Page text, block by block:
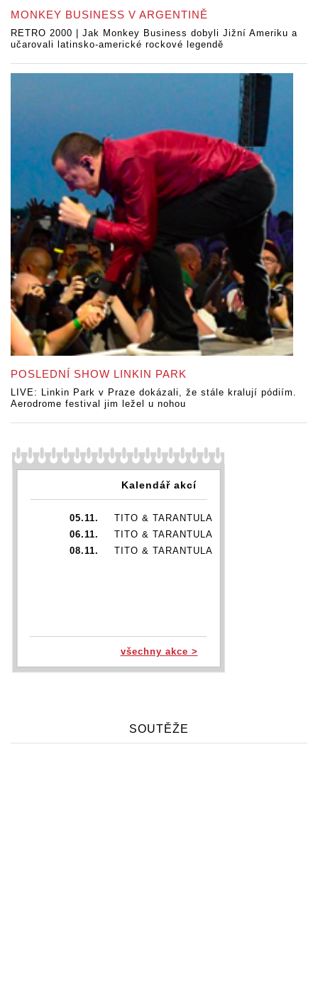
MONKEY BUSINESS V ARGENTINĚ
RETRO 2000 | Jak Monkey Business dobyli Jižní Ameriku a
učarovali latinsko-americké rockové legendě
POSLEDNÍ SHOW LINKIN PARK
LIVE: Linkin Park v Praze dokázali, že stále kralují pódiím.
Aerodrome festival jim ležel u nohou
Kalendář akcí
05.11.
TITO & TARANTULA
06.11.
TITO & TARANTULA
08.11.
TITO & TARANTULA
všechny akce >
SOUTĚŽE